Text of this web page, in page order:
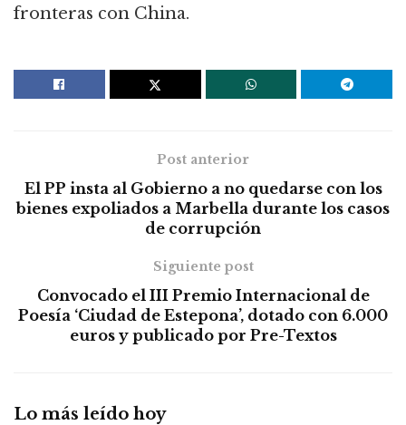
fronteras con China.
Post anterior
El PP insta al Gobierno a no quedarse con los
bienes expoliados a Marbella durante los casos
de corrupción
Siguiente post
Convocado el III Premio Internacional de
Poesía ‘Ciudad de Estepona’, dotado con 6.000
euros y publicado por Pre-Textos
Lo más leído hoy